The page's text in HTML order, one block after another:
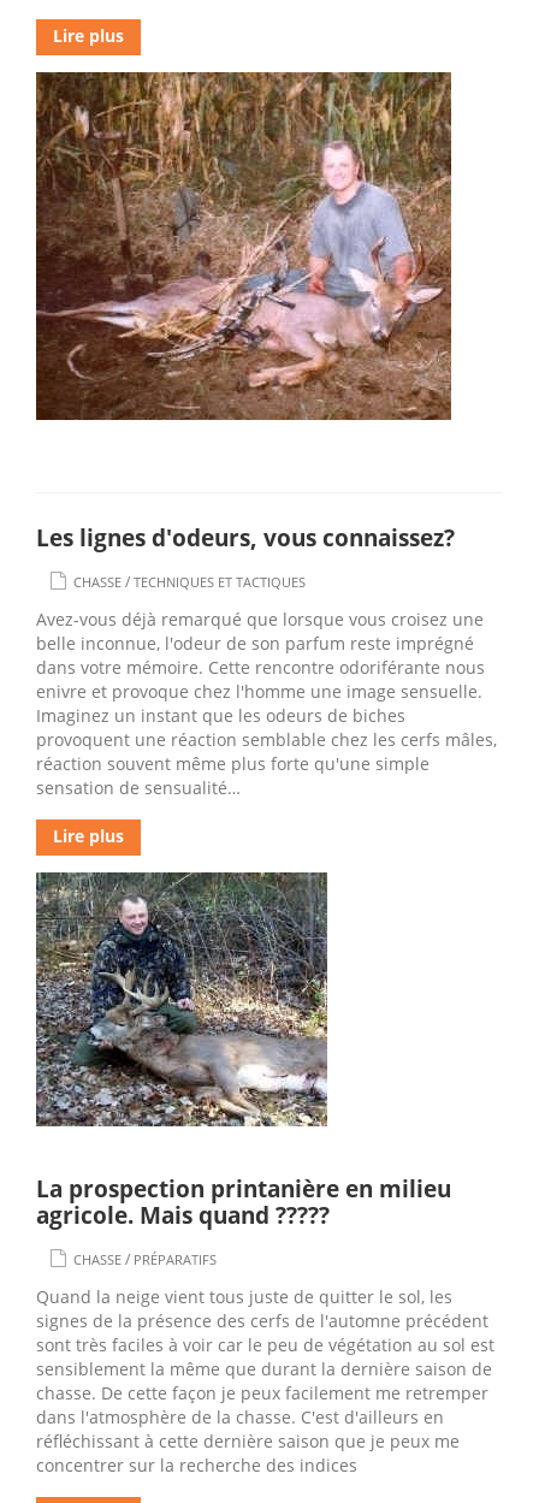
Lire plus
Les lignes d'odeurs, vous connaissez?
CHASSE / TECHNIQUES ET TACTIQUES
Avez-vous déjà remarqué que lorsque vous croisez une
belle inconnue, l'odeur de son parfum reste imprégné
dans votre mémoire. Cette rencontre odoriférante nous
enivre et provoque chez l'homme une image sensuelle.
Imaginez un instant que les odeurs de biches
provoquent une réaction semblable chez les cerfs mâles,
réaction souvent même plus forte qu'une simple
sensation de sensualité…
Lire plus
La prospection printanière en milieu
agricole. Mais quand ?????
CHASSE / PRÉPARATIFS
Quand la neige vient tous juste de quitter le sol, les
signes de la présence des cerfs de l'automne précédent
sont très faciles à voir car le peu de végétation au sol est
sensiblement la même que durant la dernière saison de
chasse. De cette façon je peux facilement me retremper
dans l'atmosphère de la chasse. C'est d'ailleurs en
réfléchissant à cette dernière saison que je peux me
concentrer sur la recherche des indices